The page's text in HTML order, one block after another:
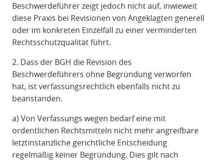
Beschwerdeführer zeigt jedoch nicht auf, inwieweit
diese Praxis bei Revisionen von Angeklagten generell
oder im konkreten Einzelfall zu einer verminderten
Rechtsschutzqualität führt.
2. Dass der BGH die Revision des
Beschwerdeführers ohne Begründung verworfen
hat, ist verfassungsrechtlich ebenfalls nicht zu
beanstanden.
a) Von Verfassungs wegen bedarf eine mit
ordentlichen Rechtsmitteln nicht mehr angreifbare
letztinstanzliche gerichtliche Entscheidung
regelmäßig keiner Begründung. Dies gilt nach